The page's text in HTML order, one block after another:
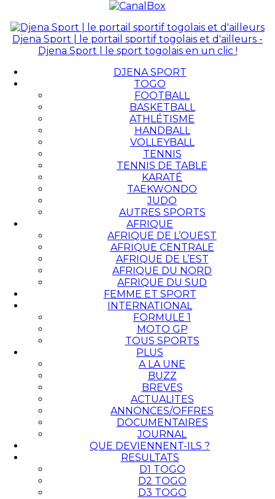
Djena Sport | le portail sportif togolais et d'ailleurs -
Djena Sport | le sport togolais en un clic !
DJENA SPORT
TOGO
FOOTBALL
BASKETBALL
ATHLÉTISME
HANDBALL
VOLLEYBALL
TENNIS
TENNIS DE TABLE
KARATÉ
TAEKWONDO
JUDO
AUTRES SPORTS
AFRIQUE
AFRIQUE DE L’OUEST
AFRIQUE CENTRALE
AFRIQUE DE L’EST
AFRIQUE DU NORD
AFRIQUE DU SUD
FEMME ET SPORT
INTERNATIONAL
FORMULE 1
MOTO GP
TOUS SPORTS
PLUS
A LA UNE
BUZZ
BREVES
ACTUALITES
ANNONCES/OFFRES
DOCUMENTAIRES
JOURNAL
QUE DEVIENNENT-ILS ?
RESULTATS
D1 TOGO
D2 TOGO
D3 TOGO